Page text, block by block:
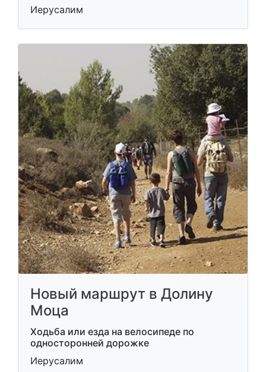
Иерусалим
Новый маршрут в Долину
Моца
Ходьба или езда на велосипеде по
односторонней дорожке
Иерусалим